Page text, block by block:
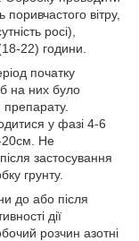
вітру,
росі),
22) години.
початку
на них було
у фазі 4-6
20см. Не
застосування
грунту.
до або після
дії
розчин азотні